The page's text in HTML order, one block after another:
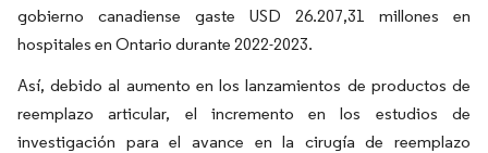
gobierno canadiense gaste USD 26.207,31 millones en
hospitales en Ontario durante 2022-2023.
Así, debido al aumento en los lanzamientos de productos de
reemplazo articular, el incremento en los estudios de
investigación para el avance en la cirugía de reemplazo